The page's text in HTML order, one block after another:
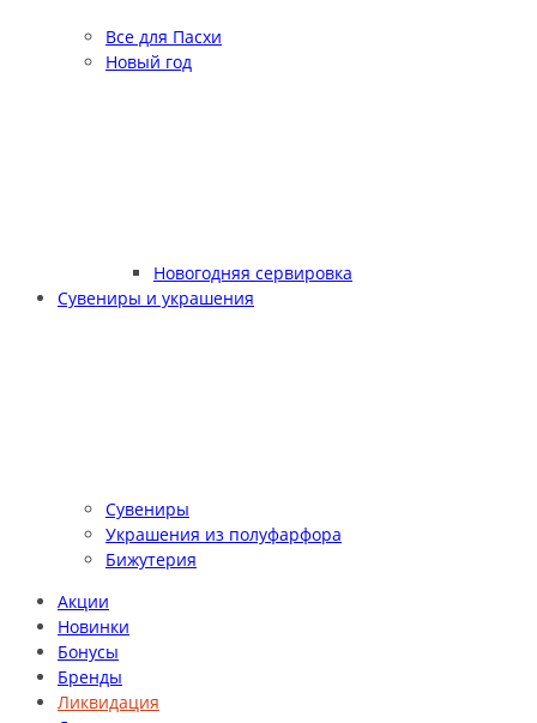
Все для Пасхи
Новый год
Новогодняя сервировка
Сувениры и украшения
Сувениры
Украшения из полуфарфора
Бижутерия
Акции
Новинки
Бонусы
Бренды
Ликвидация